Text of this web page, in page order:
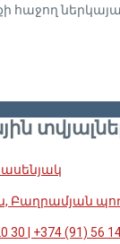
հաջող
Բաղրամյան
30 | +374 (91) 56